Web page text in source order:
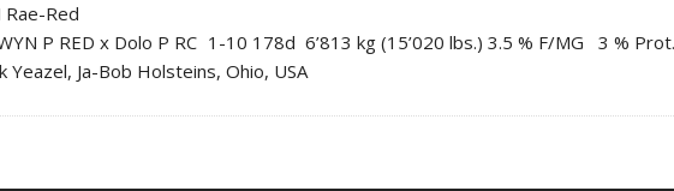
Rae-Red
P RED x Dolo P RC 1-10 178d 6’813 kg (15’020 lbs.) 3.5 % F/MG 3 %
Yeazel, Ja-Bob Holsteins, Ohio, USA